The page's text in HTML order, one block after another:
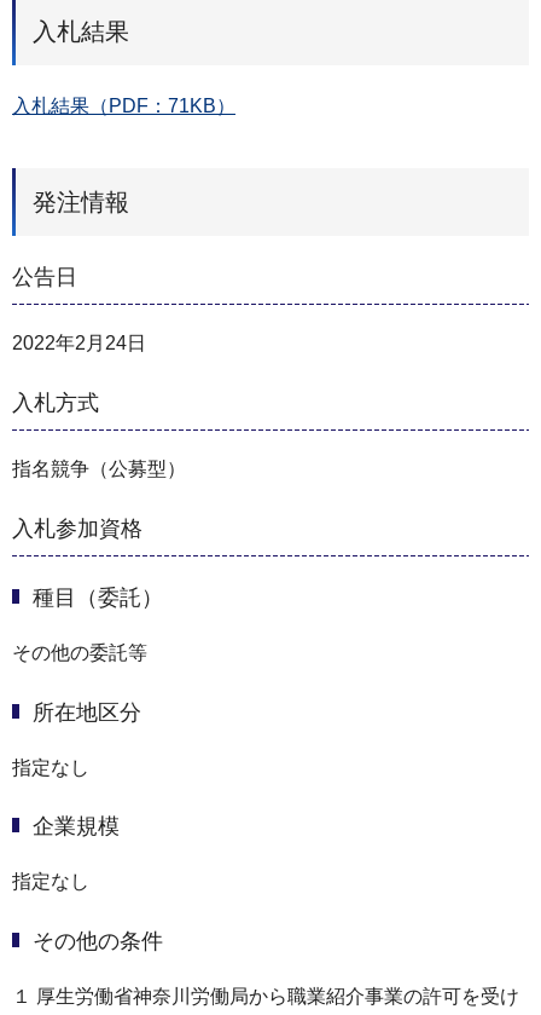
入札結果
入札結果（PDF：71KB）
発注情報
公告日
2022年2月24日
入札方式
指名競争（公募型）
入札参加資格
種目（委託）
その他の委託等
所在地区分
指定なし
企業規模
指定なし
その他の条件
１ 厚生労働省神奈川労働局から職業紹介事業の許可を受け